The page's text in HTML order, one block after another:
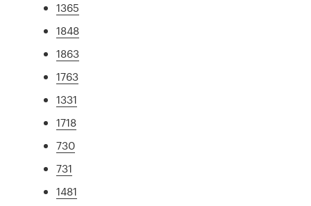
1365
1848
1863
1763
1331
1718
730
731
1481